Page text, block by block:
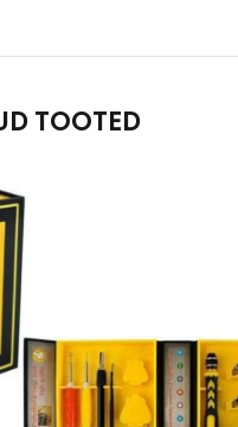
TOOTED